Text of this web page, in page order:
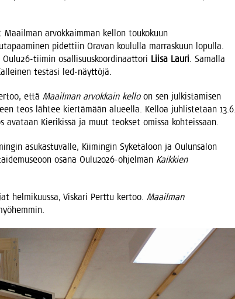
arvok­kaim­man kel­lon tou­ko­kuun
pidet­tiin Ora­van kou­lul­la mar­ras­kuun lopul­la.
tii­min osal­li­suus­koor­di­naat­to­ri Lii­sa Lau­ri . Samal­la
tes­ta­si led-näyttöjä.
että Maa­il­man arvok­kain kel­loon sen jul­kis­ta­mi­sen
teos läh­tee kier­tä­mään alu­eel­la. Kel­loa juh­lis­te­taan 13.6.
ava­taan Kie­ri­kis­sä ja muut teok­set omis­sa kohteissaan.
asu­kas­tu­val­le, Kii­min­gin Syke­ta­loon ja Oulun­sa­lon
osa­na Oulu2026-ohjel­man Kaik­kien
hel­mi­kuus­sa, Vis­ka­ri Pert­tu ker­too. Maa­il­man